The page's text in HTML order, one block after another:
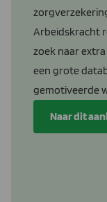
Arbeidskracht
zoek naar
een grote
gemotiveerde
Naar dit